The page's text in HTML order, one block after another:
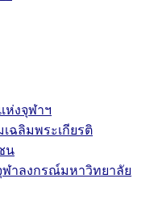
ห่งจุฬาฯ
ฉลิมพระเกียรติ
น
าลงกรณ์มหาวิทยาลัย